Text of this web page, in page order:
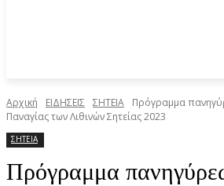
Αρχική ΕΙΔΗΣΕΙΣ ΣΗΤΕΙΑ
Πρόγραμμα
Παναγίας των Λιθινών Σητείας 2023
ΣΗΤΕΙΑ
Πρόγραμμα